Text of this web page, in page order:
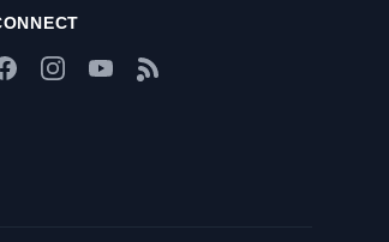
InstagramYouTubeRSS Feed